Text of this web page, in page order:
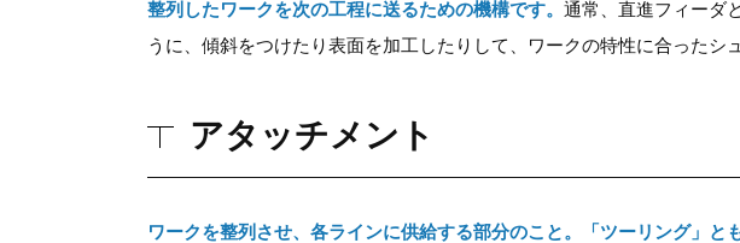
整列したワークを次の工程に送るための機構です。 通常、直進フィーダ
うに、傾斜をつけたり表面を加工したりして、ワークの特性に合ったシ
アタッチメント
ワークを整列させ、各ラインに供給する部分のこと。「ツーリング」と